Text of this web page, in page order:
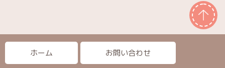
ホーム お問い合わせ